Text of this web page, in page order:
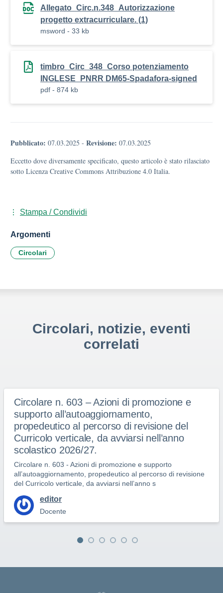
Allegato_Circ.n.348_Autorizzazione
progetto extracurriculare. (1)
msword - 33 kb
timbro_Circ_348_Corso potenziamento
INGLESE_PNRR DM65-Spadafora-signed
pdf - 874 kb
Pubblicato: 07.03.2025 - Revisione: 07.03.2025
Eccetto dove diversamente specificato, questo articolo è stato rilasciato
sotto Licenza Creative Commons Attribuzione 4.0 Italia.
Stampa / Condividi
Argomenti
Circolari
Circolari, notizie, eventi
correlati
Circolare n. 603 – Azioni di promozione e
supporto all’autoaggiornamento,
propedeutico al percorso di revisione del
Curricolo verticale, da avviarsi nell’anno
scolastico 2026/27.
Circolare n. 603 - Azioni di promozione e supporto
all’autoaggiornamento, propedeutico al percorso di revisione
del Curricolo verticale, da avviarsi nell’anno s
editor
Docente